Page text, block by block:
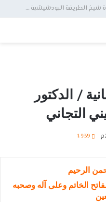
/ الدكتور
التجاني
1٬939
الرحيم
الخاتم وعلى آله وصحبه